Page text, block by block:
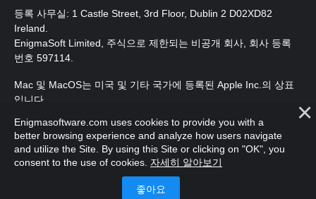
등록 사무실: 1 Castle Street, 3rd Floor, Dublin 2 D02XD82
Ireland.
EnigmaSoft Limited, 주식으로 제한되는 비공개 회사, 회사 등록
번호 597114.
Mac 및 MacOS는 미국 및 기타 국가에 등록된 Apple Inc.의 상표
입니다.
저작권 2016-2026. EnigmaSoft Ltd. 판권 소유.
Enigmasoftware.com uses cookies to provide you with a
better browsing experience and analyze how users navigate
and utilize the Site. By using this Site or clicking on "OK", you
consent to the use of cookies. 자세히 알아보기